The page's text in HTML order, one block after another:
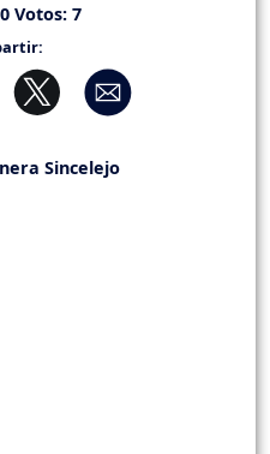
Votos: 7